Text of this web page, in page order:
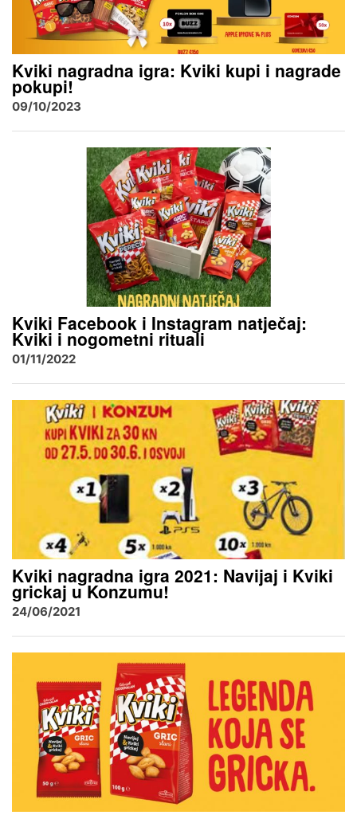
Kviki nagradna igra: Kviki kupi i nagrade
pokupi!
09/10/2023
Kviki Facebook i Instagram natječaj:
Kviki i nogometni rituali
01/11/2022
Kviki nagradna igra 2021: Navijaj i Kviki
grickaj u Konzumu!
24/06/2021